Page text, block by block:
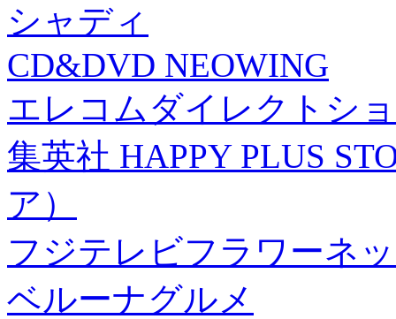
シャディ
CD&DVD NEOWING
エレコムダイレクトシ
集英社 HAPPY PLUS
ア）
フジテレビフラワーネ
ベルーナグルメ